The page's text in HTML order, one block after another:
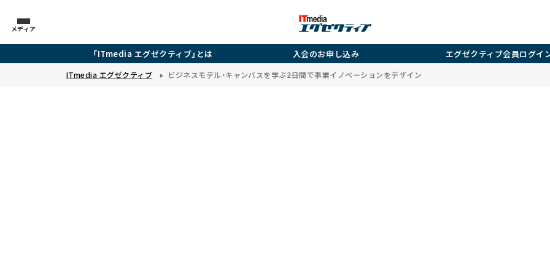
メディア
「ITmedia エグゼクティブ」とは 入会のお申し込み エグゼクティブ会員ログイ
ITmedia エグゼクティブ ビジネスモデル・キャンバスを学ぶ――2日間で事業イノベーションをデザイン